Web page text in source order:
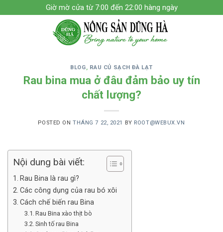
to
Giờ mờ cửa từ 7:00 đến 22:00 hàng ngày
BLOG, RAU CỦ SẠCH ĐÀ LẠT
Rau bina mua ở đâu đảm bảo uy tín
chất lượng?
POSTED ONTHÁNG 7 22, 2021 BY ROOT@WEBUX.VN
Nội dung bài viết:
Rau Bina là rau gì?
Các công dụng của rau bó xôi
Cách chế biến rau Bina
Rau Bina xào thịt bò
Sinh tố rau Bina